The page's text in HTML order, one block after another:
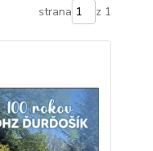
strana z 1